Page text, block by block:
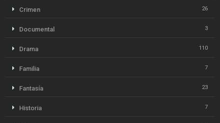
Crimen 26
Documental 3
Drama 110
Familia 7
Fantasía 23
Historia 7